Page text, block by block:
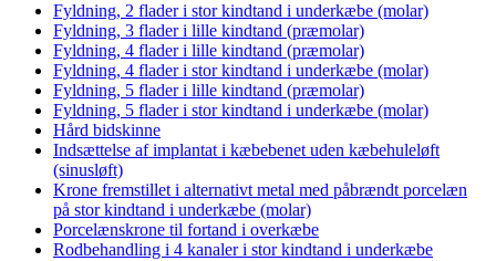
Fyldning, 2 flader i stor kindtand i underkæbe (molar)
Fyldning, 3 flader i lille kindtand (præmolar)
Fyldning, 4 flader i lille kindtand (præmolar)
Fyldning, 4 flader i stor kindtand i underkæbe (molar)
Fyldning, 5 flader i lille kindtand (præmolar)
Fyldning, 5 flader i stor kindtand i underkæbe (molar)
Hård bidskinne
Indsættelse af implantat i kæbebenet uden kæbehuleløft
(sinusløft)
Krone fremstillet i alternativt metal med påbrændt porcelæn
på stor kindtand i underkæbe (molar)
Porcelænskrone til fortand i overkæbe
Rodbehandling i 4 kanaler i stor kindtand i underkæbe